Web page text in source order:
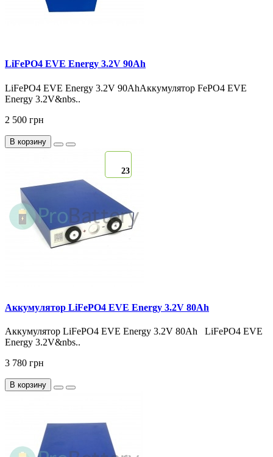
LiFePO4 EVE Energy 3.2V 90Ah
LiFePO4 EVE Energy 3.2V 90AhАккумулятор FePO4 EVE
Energy 3.2V&nbs..
2 500 грн
В корзину
23
Аккумулятор LiFePO4 EVE Energy 3.2V 80Ah
Аккумулятор LiFePO4 EVE Energy 3.2V 80Ah LiFePO4 EVE
Energy 3.2V&nbs..
3 780 грн
В корзину